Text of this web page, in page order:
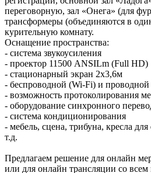
переговорную, зал «Онега» (для
трансформеры (объединяются в
курительную комнату.
Оснащение пространства:
- система звукоусиления
- проектор 11500 ANSILm (Full HD)
- стационарный экран 2х3,6м
- беспроводной (Wi-Fi) и
- возможность протоколирования
- оборудование синхронного
- система кондиционирования
- мебель, сцена, трибуна, кресла
т.д.
Предлагаем решение для онлайн
или для онлайн трансляции со